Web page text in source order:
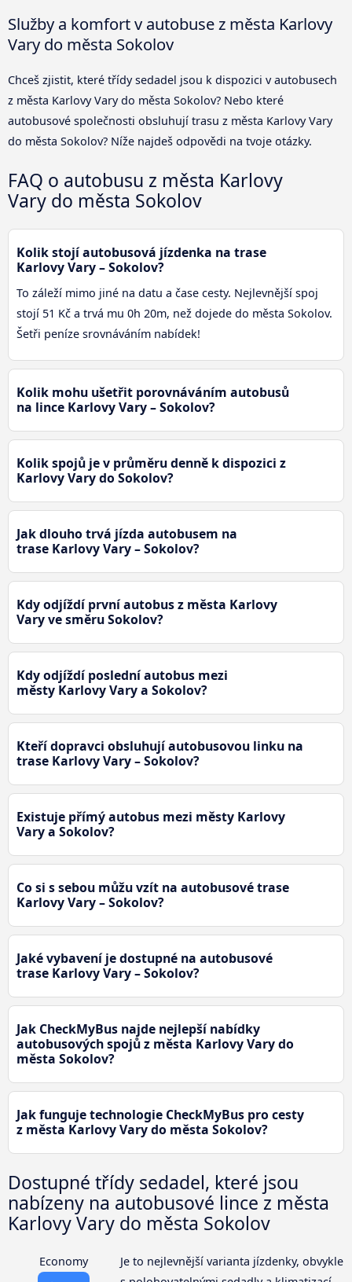
Služby a komfort v autobuse z města Karlovy
Vary do města Sokolov
Chceš zjistit, které třídy sedadel jsou k dispozici v autobusech
z města Karlovy Vary do města Sokolov? Nebo které
autobusové společnosti obsluhují trasu z města Karlovy Vary
do města Sokolov? Níže najdeš odpovědi na tvoje otázky.
FAQ o autobusu z města Karlovy
Vary do města Sokolov
Kolik stojí autobusová jízdenka na trase
Karlovy Vary – Sokolov?
To záleží mimo jiné na datu a čase cesty. Nejlevnější spoj
stojí 51 Kč a trvá mu 0h 20m, než dojede do města Sokolov.
Šetři peníze srovnáváním nabídek!
Kolik mohu ušetřit porovnáváním autobusů
na lince Karlovy Vary – Sokolov?
Kolik spojů je v průměru denně k dispozici z
Karlovy Vary do Sokolov?
Jak dlouho trvá jízda autobusem na
trase Karlovy Vary – Sokolov?
Kdy odjíždí první autobus z města Karlovy
Vary ve směru Sokolov?
Kdy odjíždí poslední autobus mezi
městy Karlovy Vary a Sokolov?
Kteří dopravci obsluhují autobusovou linku na
trase Karlovy Vary – Sokolov?
Existuje přímý autobus mezi městy Karlovy
Vary a Sokolov?
Co si s sebou můžu vzít na autobusové trase
Karlovy Vary – Sokolov?
Jaké vybavení je dostupné na autobusové
trase Karlovy Vary – Sokolov?
Jak CheckMyBus najde nejlepší nabídky
autobusových spojů z města Karlovy Vary do
města Sokolov?
Jak funguje technologie CheckMyBus pro cesty
z města Karlovy Vary do města Sokolov?
Dostupné třídy sedadel, které jsou
nabízeny na autobusové lince z města
Karlovy Vary do města Sokolov
Economy
Je to nejlevnější varianta jízdenky, obvykle